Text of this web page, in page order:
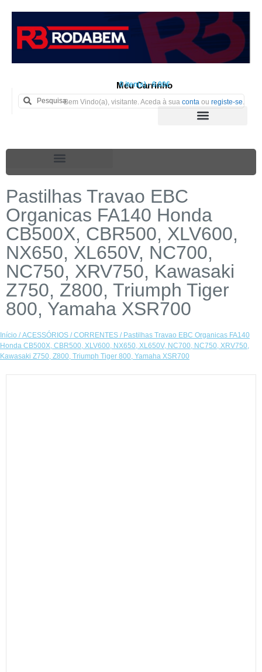
Meu Carrinho
0 iten(s) - 0.00€
Bem Vindo(a), visitante. Aceda à sua conta ou registe-se
Pastilhas Travao EBC
Organicas FA140 Honda
CB500X, CBR500, XLV600,
NX650, XL650V, NC700,
NC750, XRV750, Kawasaki
Z750, Z800, Triumph Tiger
800, Yamaha XSR700
Início /ACESSÓRIOS /CORRENTES / Pastilhas Travao EBC Organicas FA140
Honda CB500X, CBR500, XLV600, NX650, XL650V, NC700, NC750, XRV750,
Kawasaki Z750, Z800, Triumph Tiger 800, Yamaha XSR700